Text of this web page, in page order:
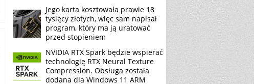
Jego karta kosztowała prawie 18
tysięcy złotych, więc sam napisał
program, który ma ją uratować
przed stopieniem
NVIDIA RTX Spark będzie wspierać
technologię RTX Neural Texture
Compression. Obsługa została
dodana dla Windows 11 ARM